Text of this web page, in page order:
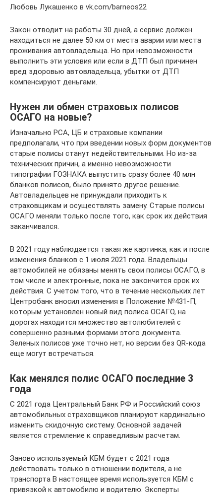
Любовь Лукашенко в vk.com/barneos22
Закон отводит на работы 30 дней, а сервис должен
находиться не далее 50 км от места аварии или места
проживания автовладельца. Но при невозможности
выполнить эти условия или если в ДТП был причинен
вред здоровью автовладельца, убытки от ДТП
компенсируют деньгами.
Нужен ли обмен страховых полисов
ОСАГО на новые?
Изначально РСА, ЦБ и страховые компании
предполагали, что при введении новых форм документов
старые полисы станут недействительными. Но из-за
технических причин, а именно невозможности
типографии ГОЗНАКА выпустить сразу более 40 млн
бланков полисов, было принято другое решение.
Автовладельцев не принуждали приходить к
страховщикам и осуществлять замену. Старые полисы
ОСАГО меняли только после того, как срок их действия
заканчивался.
В 2021 году наблюдается такая же картинка, как и после
изменения бланков с 1 июля 2021 года. Владельцы
автомобилей не обязаны менять свои полисы ОСАГО, в
том числе и электронные, пока не закончится срок их
действия. С учетом того, что в течение нескольких лет
Центробанк вносил изменения в Положение №431-П,
которым установлен новый вид полиса ОСАГО, на
дорогах находится множество автолюбителей с
совершенно разными формами этого документа.
Зеленых полисов уже точно нет, но версии без QR-кода
еще могут встречаться.
Как менялся полис ОСАГО последние 3
года
С 2021 года Центральный Банк РФ и Российский союз
автомобильных страховщиков планируют кардинально
изменить скидочную систему. Основной задачей
является стремление к справедливым расчетам.
Заново используемый КБМ будет с 2021 года
действовать только в отношении водителя, а не
транспорта В настоящее время используется КБМ с
привязкой к автомобилю и водителю. Эксперты